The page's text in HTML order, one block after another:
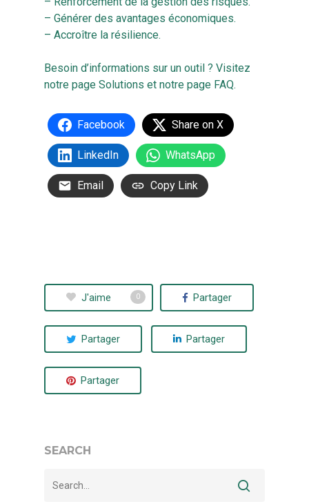
– Générer des avantages économiques.
– Accroître la résilience.
Besoin d’informations sur un outil ? Visitez
notre page Solutions et notre page FAQ.
Facebook Share on X
LinkedIn WhatsApp
Email Copy Link
J'aime 0 Partager
Partager Partager
Partager
SEARCH